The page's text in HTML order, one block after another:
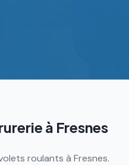
à Fresnes
roulants à Fresnes.